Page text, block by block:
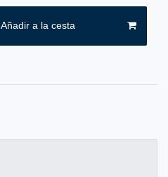
Añadir a la cesta